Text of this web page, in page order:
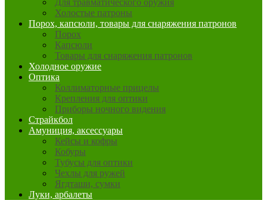
Для травматического оружия
Холостые патроны
Порох, капсюли, товары для снаряжения патронов
Порох
Капсюли
Товары для снаряжения патронов
Холодное оружие
Оптика
Коллиматорные прицелы
Крепления для оптики
Приборы ночного видения
Страйкбол
Амуниция, аксессуары
Кейсы и кофры
Кобуры
Тубусы для оптики
Чехлы для ружей
Ягдташи, сумки
Луки, арбалеты